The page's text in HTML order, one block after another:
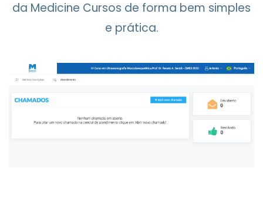
da Medicine Cursos de forma bem simples
e prática.